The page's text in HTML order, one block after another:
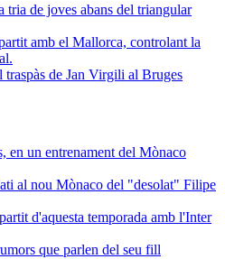
de joves abans del triangular
de Jan Virgili al Bruges
al nou Mònaco del "desolat" Filipe
que parlen del seu fill